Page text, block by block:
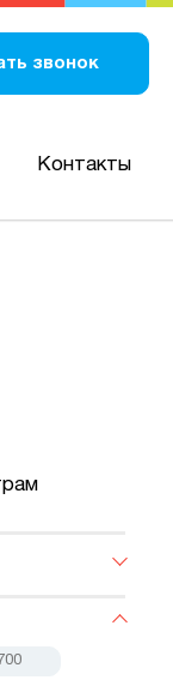
звонок
Контакты